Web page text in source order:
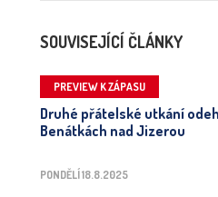
SOUVISEJÍCÍ ČLÁNKY
PREVIEW K ZÁPASU
Druhé přátelské utkání
Benátkách nad Jizerou
PONDĚLÍ 18.8.2025